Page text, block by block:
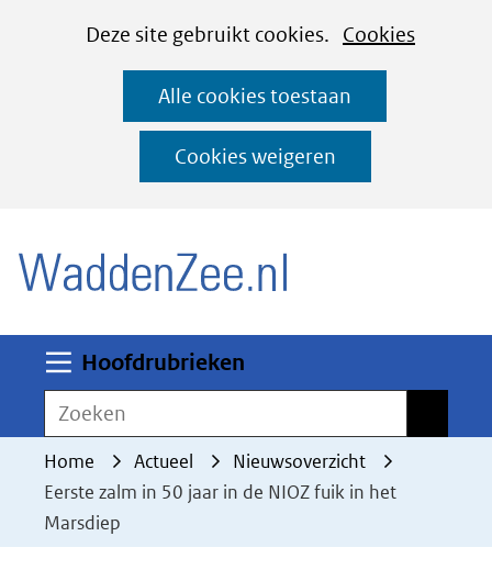
CookiesDeze site gebruikt cookies. Cookies
deze
worden
toegestaan
geweigerd.
Alle cookies toestaan
Cookies weigeren
Ga
naar
de
inhoud
Hoofdrubrieken
Zoeken
Home Actueel
Nieuwsoverzicht
Eerste zalm in 50 jaar in de NIOZ fuik in het
Marsdiep